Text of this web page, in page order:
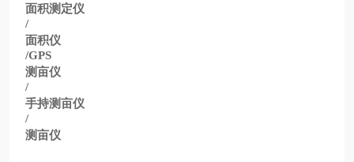
面积测定仪
/
面积仪
/GPS
测亩仪
/
手持测亩仪
/
测亩仪